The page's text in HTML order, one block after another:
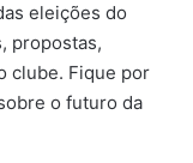
eleições do
propostas,
clube. Fique por
o futuro da